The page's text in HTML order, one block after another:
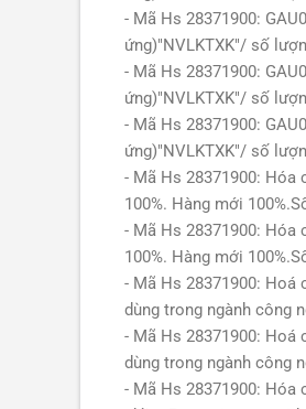
- Mã Hs 28371900:
ứng)"NVLKTXK"/ số
- Mã Hs 28371900:
ứng)"NVLKTXK"/ số
- Mã Hs 28371900:
ứng)"NVLKTXK"/ số
- Mã Hs 28371900: Hóa
100%. Hàng mới
- Mã Hs 28371900: Hóa
100%. Hàng mới
- Mã Hs 28371900: Hoá
dùng trong ngành công
- Mã Hs 28371900: Hoá
dùng trong ngành công
- Mã Hs 28371900: Hóa